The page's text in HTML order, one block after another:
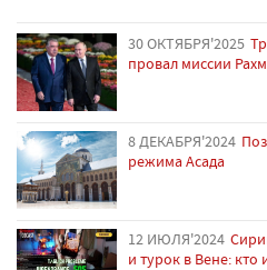
30 ОКТЯБРЯ'2025
провал миссии
8 ДЕКАБРЯ'2024
режима Асада
12 ИЮЛЯ'2024
и турок в Вене: кто